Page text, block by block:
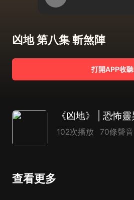
凶地 第八集 斬煞陣
打開APP收聽
102次播放 70條聲音
查看更多